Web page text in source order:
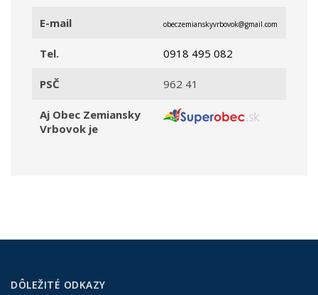
E-mail obeczemianskyvrbovok@gmail.com
Tel. 0918 495 082
PSČ 962 41
Aj Obec Zemiansky
Vrbovok je
DÔLEŽITÉ ODKAZY